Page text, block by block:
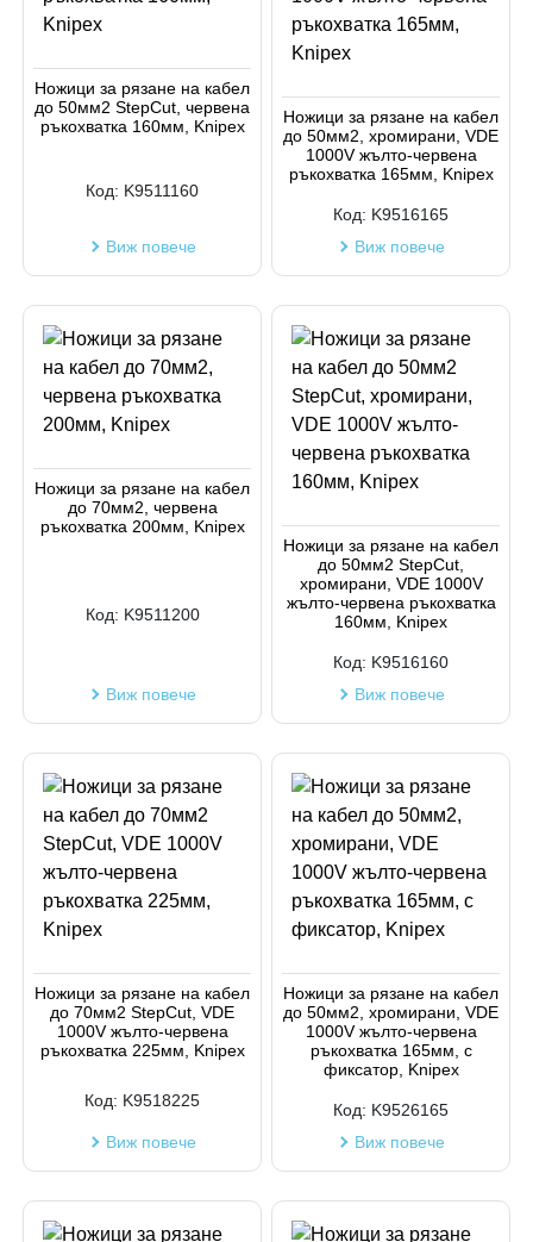
Ножици за рязане на кабел
до 50мм2 StepCut, червена
ръкохватка 160мм, Knipex
Код: K9511160
Виж повече
Ножици за рязане на кабел
до 50мм2, хромирани, VDE
1000V жълто-червена
ръкохватка 165мм, Knipex
Код: K9516165
Виж повече
Ножици за рязане на кабел
до 70мм2, червена
ръкохватка 200мм, Knipex
Код: K9511200
Виж повече
Ножици за рязане на кабел
до 50мм2 StepCut,
хромирани, VDE 1000V
жълто-червена ръкохватка
160мм, Knipex
Код: K9516160
Виж повече
Ножици за рязане на кабел
до 70мм2 StepCut, VDE
1000V жълто-червена
ръкохватка 225мм, Knipex
Код: K9518225
Виж повече
Ножици за рязане на кабел
до 50мм2, хромирани, VDE
1000V жълто-червена
ръкохватка 165мм, с
фиксатор, Knipex
Код: K9526165
Виж повече